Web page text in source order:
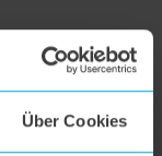
Über Cookies